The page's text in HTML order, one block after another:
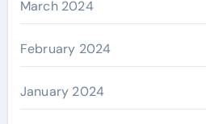
March 2024
February 2024
January 2024